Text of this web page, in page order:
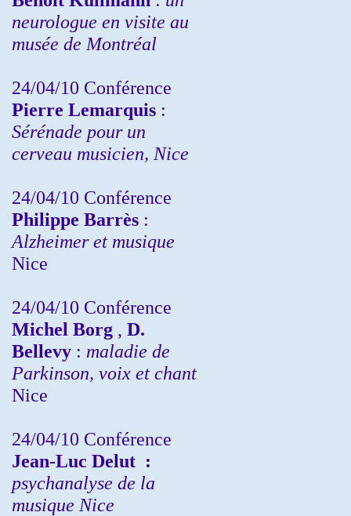
neurologue en visite au
musée de Montréal
24/04/10 Conférence
Pierre Lemarquis :
Sérénade pour un
cerveau musicien, Nice
24/04/10 Conférence
Philippe Barrès :
Alzheimer et musique
Nice
24/04/10 Conférence
Michel Borg , D.
Bellevy : maladie de
Parkinson, voix et chant
Nice
24/04/10 Conférence
Jean-Luc Delut :
psychanalyse de la
musique Nice